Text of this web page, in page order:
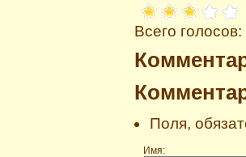
Всего
Поля,
Имя: